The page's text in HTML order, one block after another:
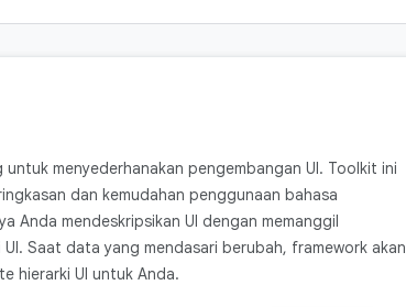
menyederhanakan pengembangan UI. Toolkit ini
dan kemudahan penggunaan bahasa
Anda mendeskripsikan UI dengan memanggil
Saat data yang mendasari berubah, framework akan
hierarki UI untuk Anda.